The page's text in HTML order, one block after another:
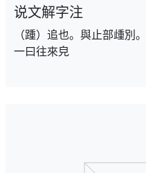
说文解字注
（踵）追也。與止部歱別
一曰往來皃